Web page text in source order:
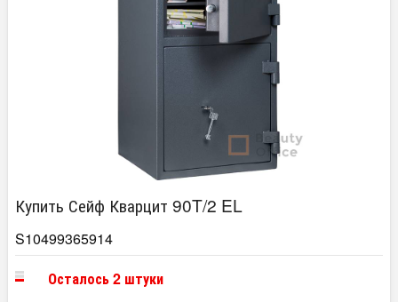
Купить Сейф Кварцит 90T/2 EL
S10499365914
Осталось 2 штуки